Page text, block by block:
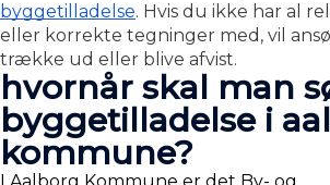
byggetilladelse. Hvis du ikke har al
eller korrekte tegninger med, vil
trække ud eller blive afvist.
hvornår skal man
byggetilladelse i
kommune?